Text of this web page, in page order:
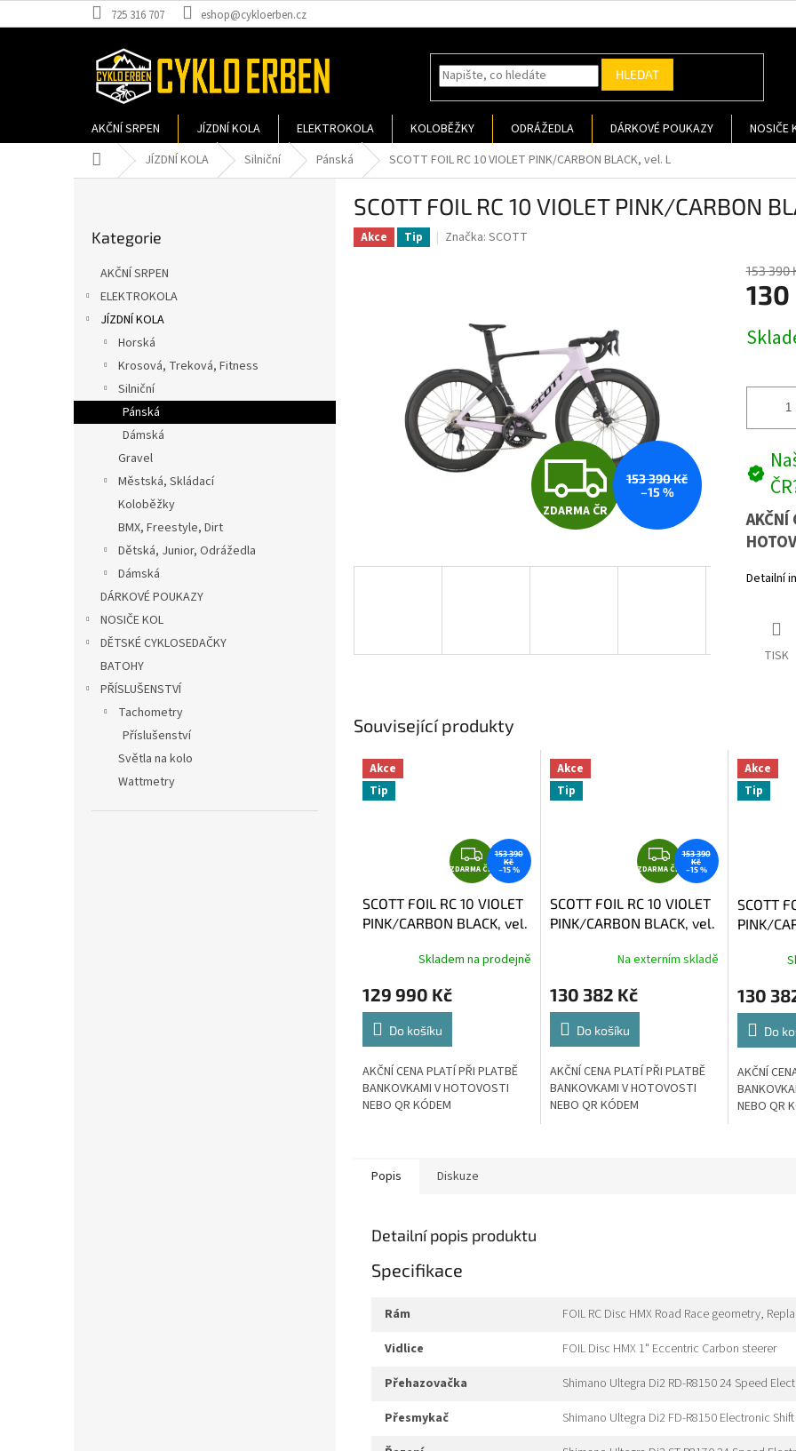
na
725 316 707 eshop@cykloerben.cz
HLEDAT
AKČNÍ SRPEN JÍZDNÍ KOLA ELEKTROKOLA KOLOBĚŽKY ODRÁŽEDLA DÁRKOVÉ POUKAZY NOSIČE
Domů JÍZDNÍ KOLA Silniční Pánská SCOTT FOIL RC 10 VIOLET PINK/CARBON BLACK, vel. L
n
e
kategorie
Kategorie
AKČNÍ SRPEN
ELEKTROKOLA
JÍZDNÍ KOLA
Horská
Krosová, Treková, Fitness
Silniční
Pánská
Dámská
Gravel
Městská, Skládací
Koloběžky
BMX, Freestyle, Dirt
Dětská, Junior, Odrážedla
Dámská
DÁRKOVÉ POUKAZY
NOSIČE KOL
DĚTSKÉ CYKLOSEDAČKY
BATOHY
PŘÍSLUŠENSTVÍ
Tachometry
Příslušenství
Světla na kolo
Wattmetry
SCOTT FOIL RC 10 VIOLET PINK/CARBON
Akce Tip Značka: SCOTT
Z
D
R
ZDARMA ČR
153 390 Kč
–15 %
153 390
130
cena:
AKČNÍ
Detailní
TISK
Související produkty
Akce
Tip
Z
D
A
R
A
ZDARMA ČR
153 390
Kč
–15 %
SCOTT FOIL RC 10 VIOLET
PINK/CARBON BLACK, vel.
Skladem na prodejně
129 990 Kč
Do košíku
AKČNÍ CENA PLATÍ PŘI PLATBĚ
BANKOVKAMI V HOTOVOSTI
NEBO QR KÓDEM
Akce
Tip
Z
D
A
R
A
ZDARMA ČR
153 390
Kč
–15 %
SCOTT FOIL RC 10 VIOLET
PINK/CARBON BLACK, vel.
Na externím skladě
130 382 Kč
Do košíku
AKČNÍ CENA PLATÍ PŘI PLATBĚ
BANKOVKAMI V HOTOVOSTI
NEBO QR KÓDEM
Akce
Tip
SCOTT
PINK/
130
Do
AKČNÍ
NEBO QR
Popis Diskuze
Detailní popis produktu
Specifikace
rám
FOIL RC Disc HMX Road Race geometry,
vidlice
FOIL Disc HMX 1" Eccentric Carbon steerer
přehazovačka
Shimano Ultegra Di2 RD-R8150 24 Speed
přesmykač
Shimano Ultegra Di2 FD-R8150 Electronic